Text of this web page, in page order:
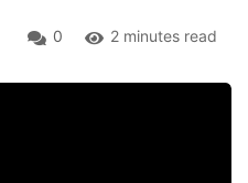
0 2 minutes read